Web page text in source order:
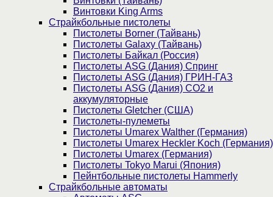
Винтовки King Arms
Страйкбольные пистолеты
Пистолеты Borner (Тайвань)
Пистолеты Galaxy (Тайвань)
Пистолеты Байкал (Россия)
Пистолеты ASG (Дания) Спринг
Пистолеты ASG (Дания) ГРИН-ГАЗ
Пистолеты ASG (Дания) CO2 и
аккумуляторные
Пистолеты Gletcher (США)
Пистолеты-пулеметы
Пистолеты Umarex Walther (Германия)
Пистолеты Umarex Heckler Koch (Германия)
Пистолеты Umarex (Германия)
Пистолеты Tokyo Marui (Япония)
Пейнтбольные пистолеты Hammerly
Страйкбольные автоматы